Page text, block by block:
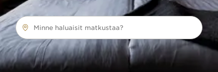
Minne haluaisit matkustaa?